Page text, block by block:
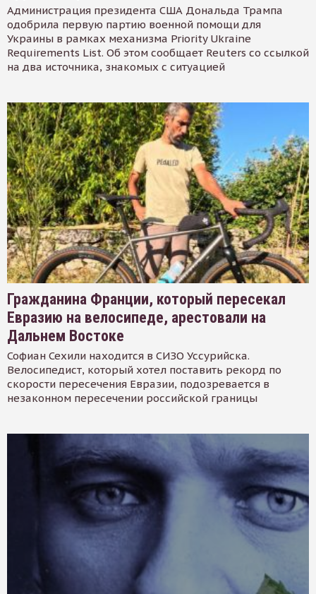
Администрация президента США Дональда Трампа
одобрила первую партию военной помощи для
Украины в рамках механизма Priority Ukraine
Requirements List. Об этом сообщает Reuters со ссылкой
на два источника, знакомых с ситуацией
Гражданина Франции, который пересекал
Евразию на велосипеде, арестовали на
Дальнем Востоке
Софиан Сехили находится в СИЗО Уссурийска.
Велосипедист, который хотел поставить рекорд по
скорости пересечения Евразии, подозревается в
незаконном пересечении российской границы